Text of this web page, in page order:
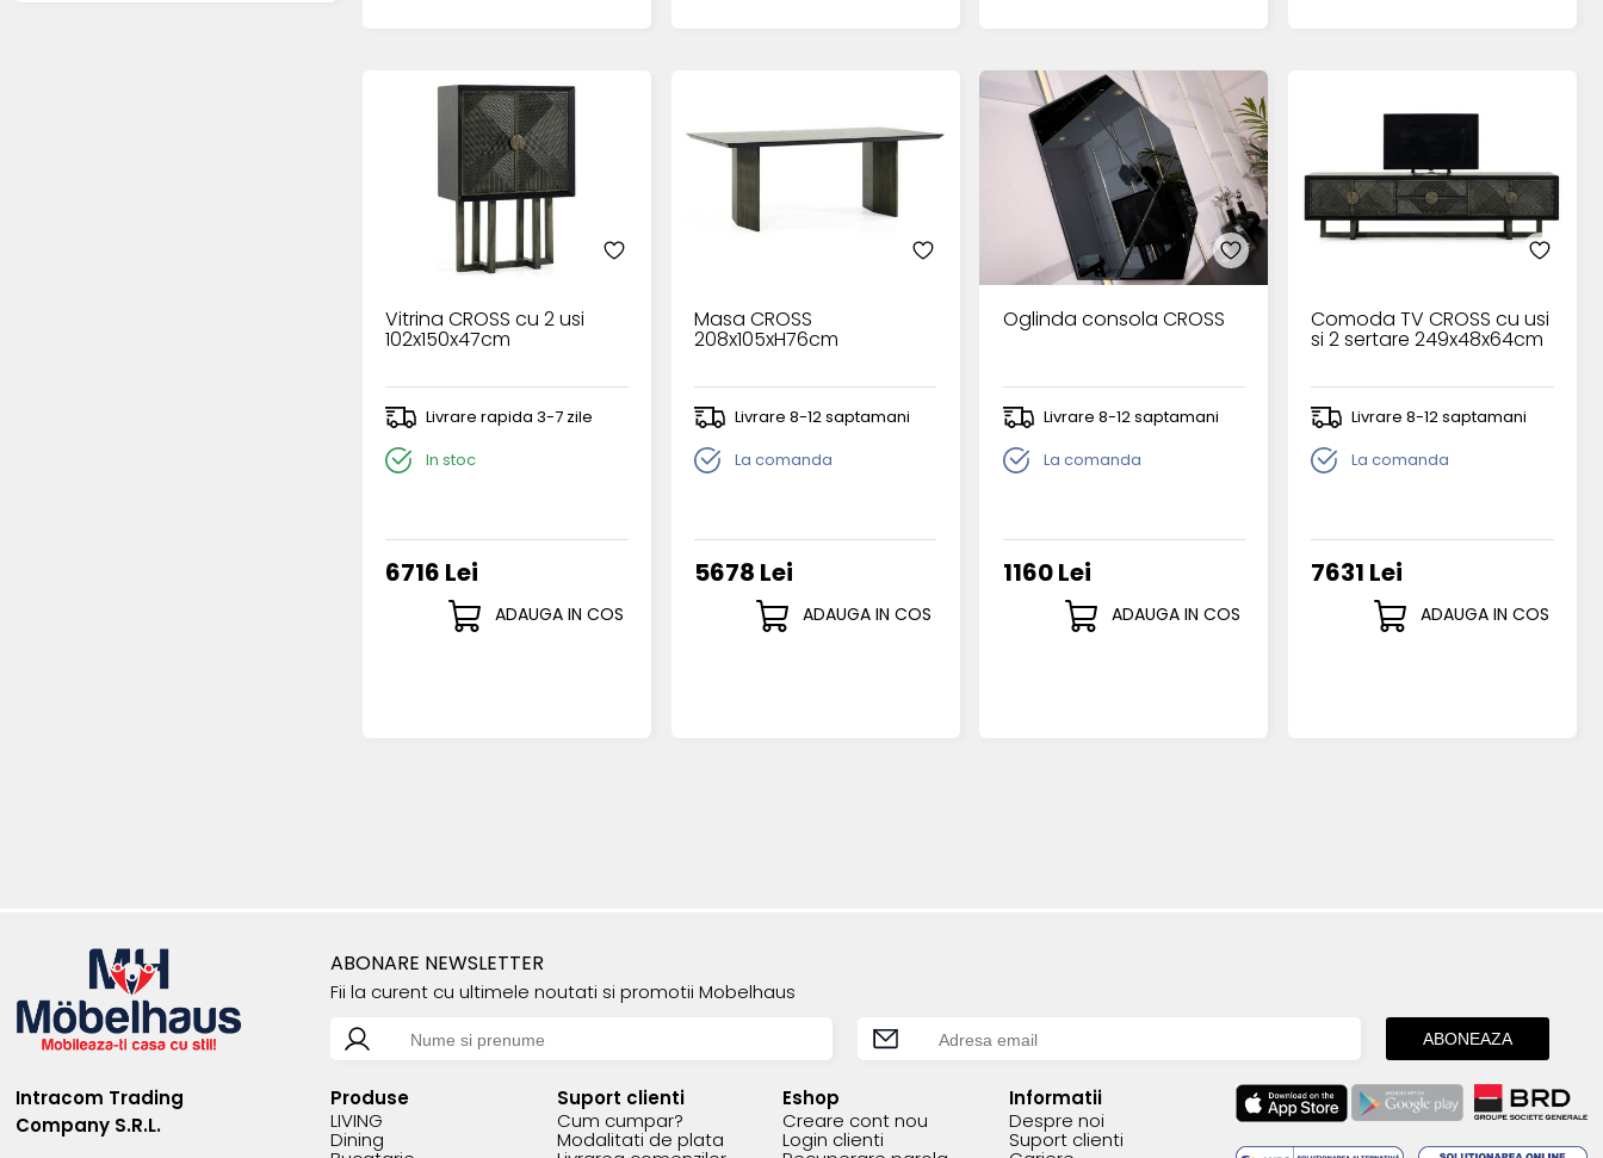
Vitrina CROSS cu 2 usi
102x150x47cm
Livrare rapida 3-7 zile
In stoc
6716 Lei
ADAUGA IN COS
Masa CROSS
208x105xH76cm
Livrare 8-12 saptamani
La comanda
5678 Lei
ADAUGA IN COS
Oglinda consola CROSS
Livrare 8-12 saptamani
La comanda
1160 Lei
ADAUGA IN COS
Comoda TV CROSS cu usi
si 2 sertare 249x48x64cm
Livrare 8-12 saptamani
La comanda
7631 Lei
ADAUGA IN COS
ABONARE NEWSLETTER
Fii la curent cu ultimele noutati si promotii Mobelhaus
Intracom Trading
Company S.R.L.
Produse
LIVING
Dining
Suport clienti
Cum cumpar?
Modalitati de plata
Eshop
Creare cont nou
Login clienti
Informatii
Despre noi
Suport clienti